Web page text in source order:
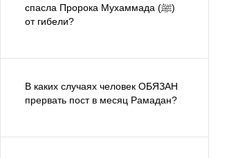
спасла Пророка Мухаммада (ﷺ)
от гибели?
В каких случаях человек ОБЯЗАН
прервать пост в месяц Рамадан?